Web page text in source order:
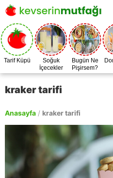
Tarif Küpü
Soğuk
İçecekler
Bugün Ne
Pişirsem?
kraker tarifi
Anasayfa / kraker tarifi